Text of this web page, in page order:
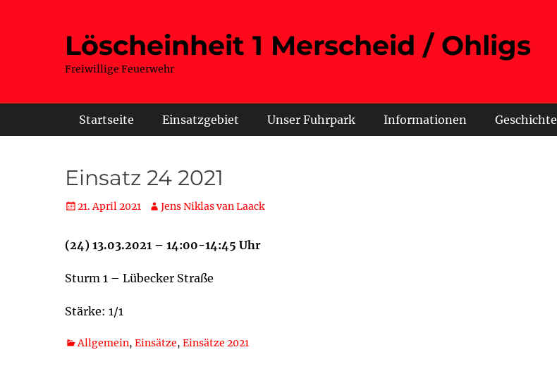
Löscheinheit 1 Merscheid / Ohligs
Freiwillige Feuerwehr
Hauptmenü
Startseite Einsatzgebiet Unser Fuhrpark Informationen Geschichte
Einsatz 24 2021
Posted
21. April 2021 Autor
Jens Niklas van Laack
(24) 13.03.2021 – 14:00-14:45 Uhr
Sturm 1 – Lübecker Straße
Stärke: 1/1
Kategorien
Allgemein, Einsätze, Einsätze 2021